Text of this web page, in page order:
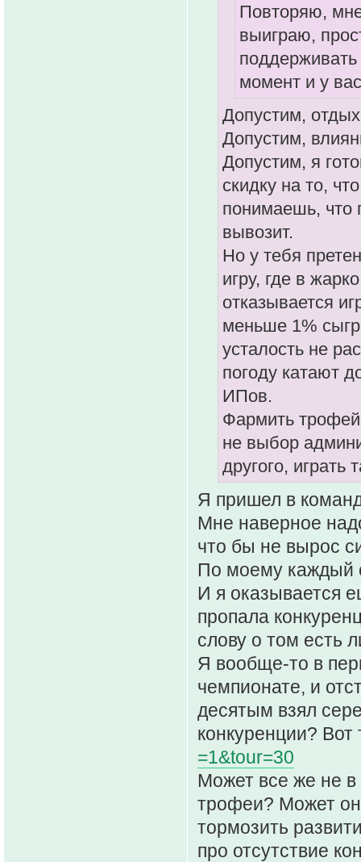
Повторяю,
выиграю,
поддерживать
момент и у
Допустим,
Допустим,
Допустим, я
скидку на то,
понимаешь, что
вывозит.
Но у тебя
игру, где в
отказывается
меньше 1%
усталость не
погоду катают
ИПов.
Фармить
не выбор
другого, играть
Я пришел в
Мне наверное
что бы не вырос
По моему каждый
И я оказывается
пропала
слову о том есть
Я вообще-то в
чемпионате, и
десятым взял
конкуренции?
=1&tour=30
Может все же не в
трофеи? Может
тормозить
про отсутствие